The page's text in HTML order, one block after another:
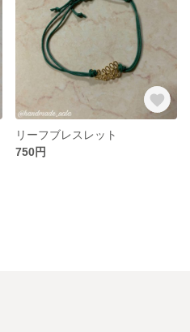
リーフブレスレット
750円